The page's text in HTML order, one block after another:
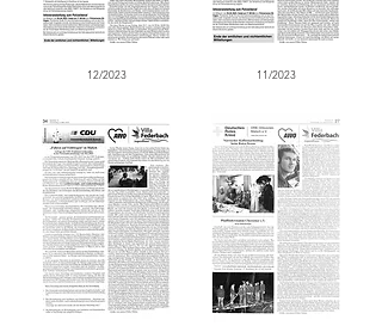
12/2023 11/2023